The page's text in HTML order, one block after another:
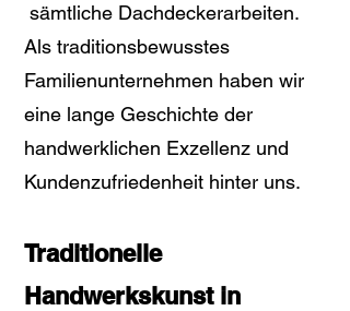
sämtliche Dachdeckerarbeiten.
Als traditionsbewusstes
Familienunternehmen haben wir
eine lange Geschichte der
handwerklichen Exzellenz und
Kundenzufriedenheit hinter uns.
Traditionelle
Handwerkskunst in